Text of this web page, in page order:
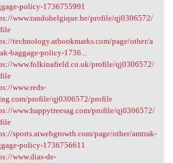
policy-1736755991
www.randobelgique.be/profile/qj0306572/
technology.atbookmarks.com/page/other/a
baggage-policy-1736...
www.folkinafield.co.uk/profile/qj0306572/
www.reds-
profile/qj0306572/profile
www.happytreesag.com/profile/qj0306572/
sports.atwebgrowth.com/page/other/amtrak-
policy-1736756611
www.dias-de-